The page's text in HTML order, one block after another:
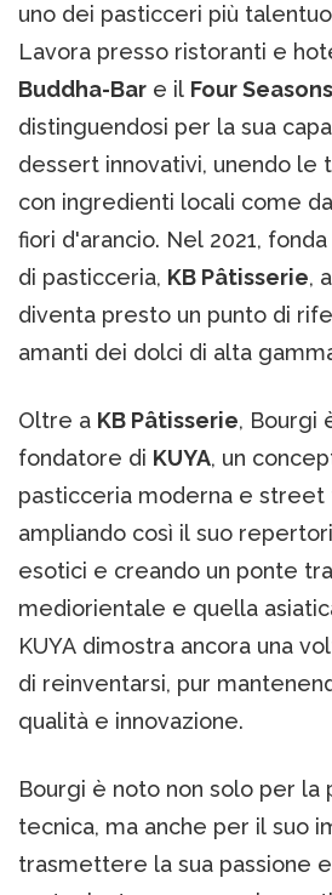
uno dei pasticceri più
Lavora presso ristoranti e
Buddha-Bar e il Four
distinguendosi per la sua
dessert innovativi, unendo le
con ingredienti locali come
fiori d'arancio. Nel 2021,
di pasticceria, KB Pâtisserie,
diventa presto un punto di
amanti dei dolci di alta
Oltre a KB Pâtisserie, Bourgi
fondatore di KUYA, un
pasticceria moderna e street
ampliando così il suo
esotici e creando un ponte
mediorientale e quella
KUYA dimostra ancora una
di reinventarsi, pur
qualità e innovazione.
Bourgi è noto non solo per la
tecnica, ma anche per il suo
trasmettere la sua passione